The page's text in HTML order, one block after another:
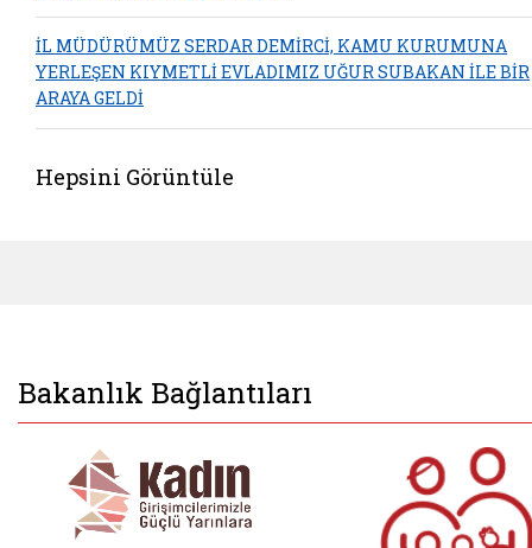
İL MÜDÜRÜMÜZ SERDAR DEMİRCİ, KAMU KURUMUNA
YERLEŞEN KIYMETLİ EVLADIMIZ UĞUR SUBAKAN İLE BİR
ARAYA GELDİ
Hepsini Görüntüle
Bakanlık Bağlantıları